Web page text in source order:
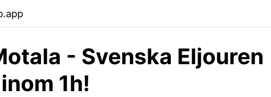
- Svenska Eljouren
1h!